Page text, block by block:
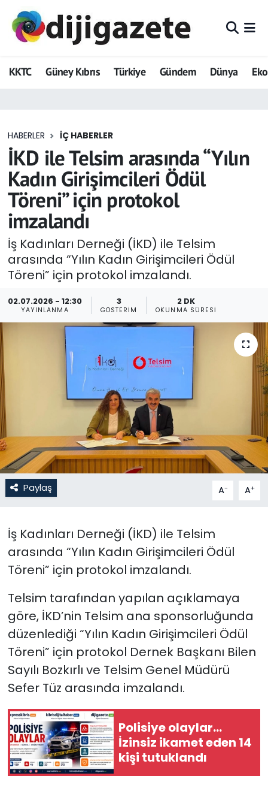
KKTC Güney Kıbrıs Türkiye Gündem Dünya
HABERLER İÇ HABERLER
İKD ile Telsim arasında “Yılın
Kadın Girişimcileri Ödül
Töreni” için protokol
imzalandı
İş Kadınları Derneği (İKD) ile Telsim
arasında “Yılın Kadın Girişimcileri Ödül
Töreni” için protokol imzalandı.
02.07.2026 - 12:30
YAYINLANMA
3
GÖSTERIM
2 DK
OKUNMA SÜRESI
Paylaş A- A+
İş Kadınları Derneği (İKD) ile Telsim
arasında “Yılın Kadın Girişimcileri Ödül
Töreni” için protokol imzalandı.
Telsim tarafından yapılan açıklamaya
göre, İKD’nin Telsim ana sponsorluğunda
düzenlediği “Yılın Kadın Girişimcileri Ödül
Töreni” için protokol Dernek Başkanı Bilen
Sayılı Bozkırlı ve Telsim Genel Müdürü
Sefer Tüz arasında imzalandı.
Polisiye olaylar…
İzinsiz ikamet eden 14
kişi tutuklandı
ADVERTORIAL
Dijigazete
Eğitim
Ekonomi
Foto Galeri
GEZİ
Güncel
KKTC
KKTC YEREL SEÇİM 2018
Kültür Sanat
Magazin
Moda
Nöbetçi Eczaneler
Otomobil Dünyası
Politika
SAĞLIK
Spor
Teknoloji
TÜRKiYE
Video Galeri
YAŞAM
Yazarlar
Hava Durumu
Trafik Durumu
Tüm Manşetler
Son Dakika Haberleri
Haber Arşivi